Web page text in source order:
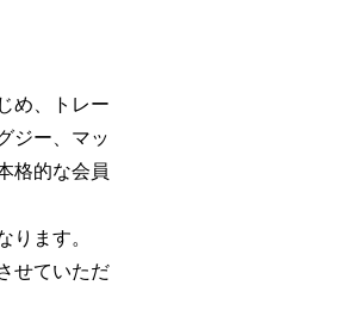
め、トレー
ジー、マッ
格的な会員
ます。
せていただ